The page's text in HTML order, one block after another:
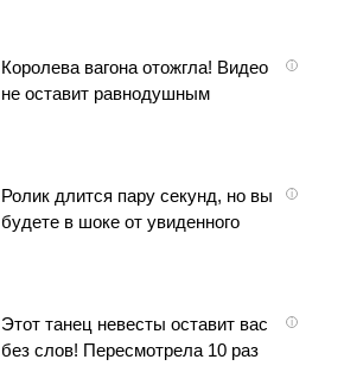
i
Королева вагона отожгла! Видео
не оставит равнодушным
i
Ролик длится пару секунд, но вы
будете в шоке от увиденного
i
Этот танец невесты оставит вас
без слов! Пересмотрела 10 раз